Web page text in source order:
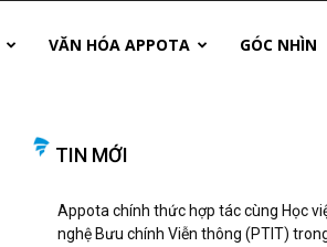
VĂN HÓA APPOTA GÓC NHÌN
TIN MỚI
Appota chính thức hợp tác cùng Học
nghệ Bưu chính Viễn thông (PTIT)